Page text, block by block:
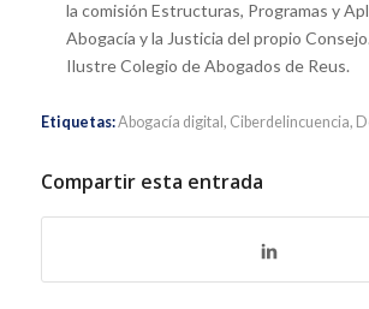
la comisión Estructuras, Programas y
Abogacía y la Justicia del propio
Ilustre Colegio de Abogados de Reus.
Etiquetas:Abogacía digital , Ciberdelincuencia,
Compartir esta entrada